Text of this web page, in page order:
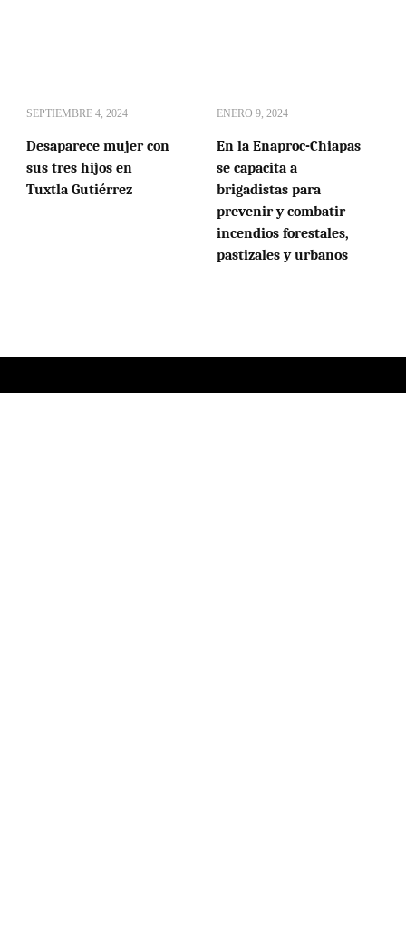
SEPTIEMBRE 4, 2024
Desaparece mujer con
sus tres hijos en
Tuxtla Gutiérrez
ENERO 9, 2024
En la Enaproc-Chiapas
se capacita a
brigadistas para
prevenir y combatir
incendios forestales,
pastizales y urbanos